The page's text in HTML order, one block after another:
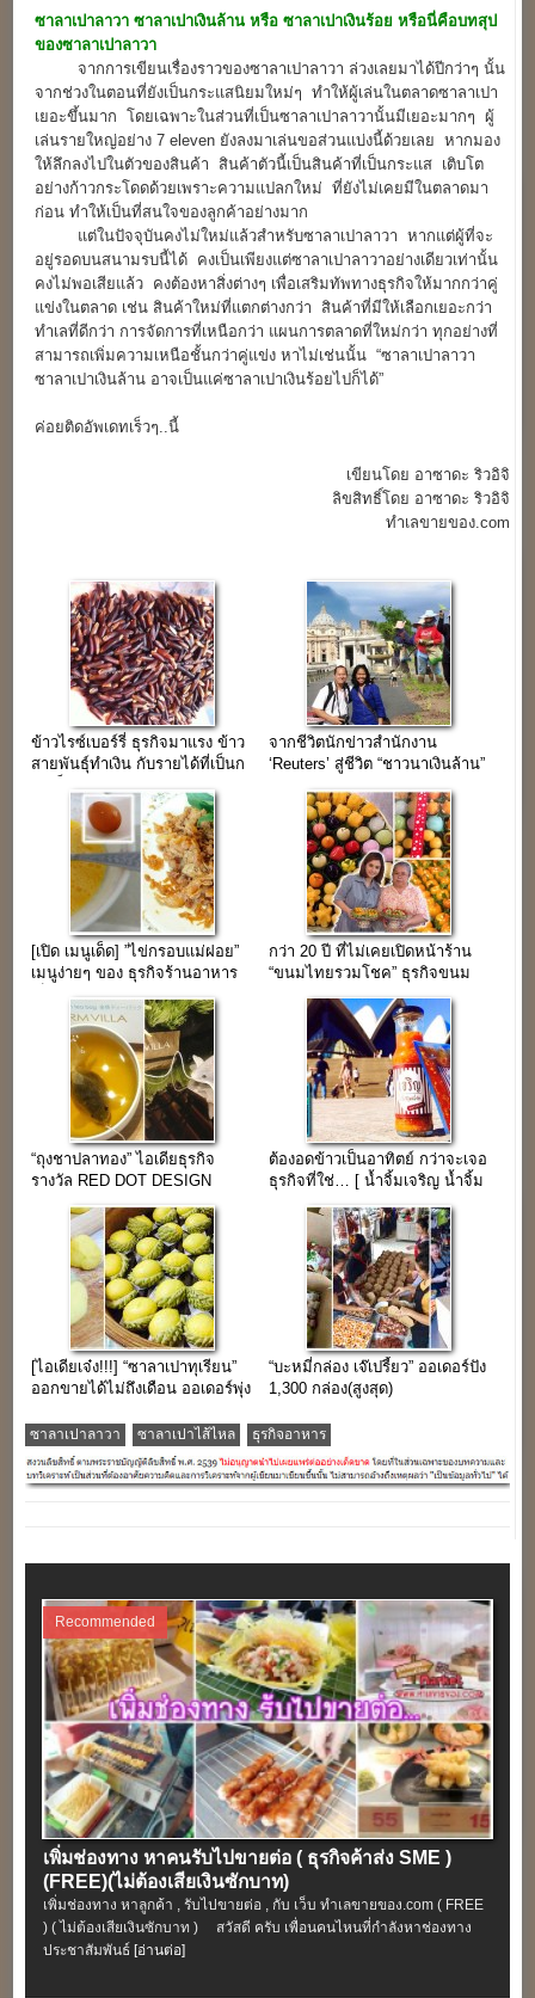
ซาลาเปาลาวา ซาลาเปาเงินล้าน หรือ ซาลาเปาเงินร้อย หรือนี่คือบทสุป
ของซาลาเปาลาวา
จากการเขียนเรื่องราวของซาลาเปาลาวา ล่วงเลยมาได้ปีกว่าๆ นั้น
จากช่วงในตอนที่ยังเป็นกระแสนิยมใหม่ๆ ทำให้ผู้เล่นในตลาดซาลาเปา
เยอะขึ้นมาก โดยเฉพาะในส่วนที่เป็นซาลาเปาลาวานั้นมีเยอะมากๆ ผู้
เล่นรายใหญ่อย่าง 7 eleven ยังลงมาเล่นขอส่วนแบ่งนี้ด้วยเลย หากมอง
ให้ลึกลงไปในตัวของสินค้า สินค้าตัวนี้เป็นสินค้าที่เป็นกระแส เติบโต
อย่างก้าวกระโดดด้วยเพราะความแปลกใหม่ ที่ยังไม่เคยมีในตลาดมา
ก่อน ทำให้เป็นที่สนใจของลูกค้าอย่างมาก
แต่ในปัจจุบันคงไม่ใหม่แล้วสำหรับซาลาเปาลาวา หากแต่ผู้ที่จะ
อยู่รอดบนสนามรบนี้ได้ คงเป็นเพียงแต่ซาลาเปาลาวาอย่างเดียวเท่านั้น
คงไม่พอเสียแล้ว คงต้องหาสิ่งต่างๆ เพื่อเสริมทัพทางธุรกิจให้มากกว่าคู่
แข่งในตลาด เช่น สินค้าใหม่ที่แตกต่างกว่า สินค้าที่มีให้เลือกเยอะกว่า
ทำเลที่ดีกว่า การจัดการที่เหนือกว่า แผนการตลาดที่ใหม่กว่า ทุกอย่างที่
สามารถเพิ่มความเหนือชั้นกว่าคู่แข่ง หาไม่เช่นนั้น “ซาลาเปาลาวา
ซาลาเปาเงินล้าน อาจเป็นแค่ซาลาเปาเงินร้อยไปก็ได้”
ค่อยติดอัพเดทเร็วๆ..นี้
เขียนโดย อาซาดะ ริวอิจิ
ลิขสิทธิ์โดย อาซาดะ ริวอิจิ
ทำเลขายของ.com
ข้าวไรซ์เบอร์รี่ ธุรกิจมาแรง ข้าว
สายพันธุ์ทำเงิน กับรายได้ที่เป็นก
จากชีวิตนักข่าวสำนักงาน
‘Reuters’ สู่ชีวิต “ชาวนาเงินล้าน”
[เปิด เมนูเด็ด] ”ไข่กรอบแม่ฝอย”
เมนูง่ายๆ ของ ธุรกิจร้านอาหาร
กว่า 20 ปี ที่ไม่เคยเปิดหน้าร้าน
“ขนมไทยรวมโชค” ธุรกิจขนม
“ถุงชาปลาทอง” ไอเดียธุรกิจ
รางวัล RED DOT DESIGN
ต้องอดข้าวเป็นอาทิตย์ กว่าจะเจอ
ธุรกิจที่ใช่… [ น้ำจิ้มเจริญ น้ำจิ้ม
[ไอเดียเจ๋ง!!!] “ซาลาเปาทุเรียน”
ออกขายได้ไม่ถึงเดือน ออเดอร์พุ่ง
“บะหมี่กล่อง เจ๊เปรี้ยว” ออเดอร์ปัง
1,300 กล่อง(สูงสุด)
ซาลาเปาลาวา ซาลาเปาไส้ไหล ธุรกิจอาหาร
Recommended
เพิ่มช่องทาง หาคนรับไปขายต่อ ( ธุรกิจค้าส่ง SME )
(FREE)(ไม่ต้องเสียเงินซักบาท)
เพิ่มช่องทาง หาลูกค้า , รับไปขายต่อ , กับ เว็บ ทำเลขายของ.com ( FREE
) ( ไม่ต้องเสียเงินซักบาท ) สวัสดี ครับ เพื่อนคนไหนที่กำลังหาช่องทาง
ประชาสัมพันธ์[อ่านต่อ]